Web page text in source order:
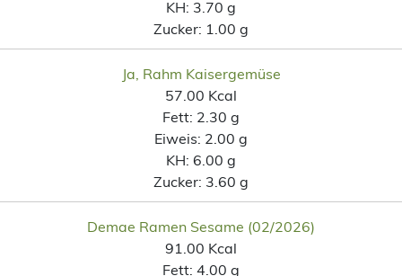
KH: 3.70 g
Zucker: 1.00 g
Ja, Rahm Kaisergemüse
57.00 Kcal
Fett: 2.30 g
Eiweis: 2.00 g
KH: 6.00 g
Zucker: 3.60 g
Demae Ramen Sesame (02/2026)
91.00 Kcal
Fett: 4.00 g